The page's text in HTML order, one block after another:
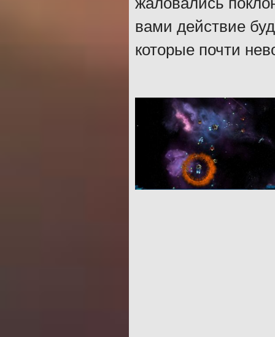
вами действие
которые почти